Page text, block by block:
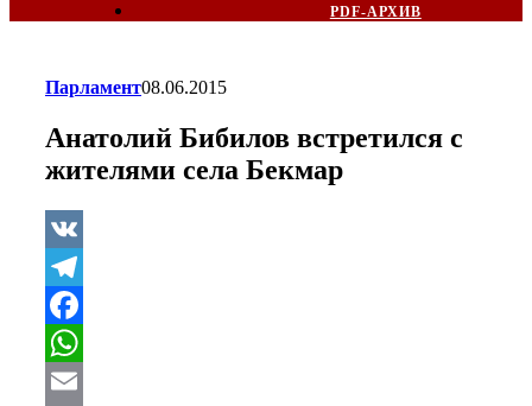
PDF-АРХИВ
Парламент08.06.2015
Анатолий Бибилов встретился с
жителями села Бекмар
VK
Telegram
Facebook
WhatsApp